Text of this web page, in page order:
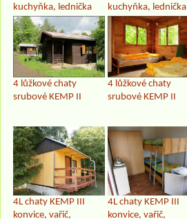
kuchyňka, lednička
kuchyňka, lednička
4 lůžkové chaty
srubové KEMP II
4 lůžkové chaty
srubové KEMP II
4L chaty KEMP III
konvice, vařič,
4L chaty KEMP III
konvice, vařič,